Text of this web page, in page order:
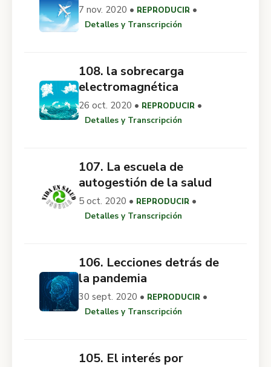
7 nov. 2020 • REPRODUCIR •
Detalles y Transcripción
108. la sobrecarga
electromagnética
26 oct. 2020 • REPRODUCIR •
Detalles y Transcripción
107. La escuela de
autogestión de la salud
5 oct. 2020 • REPRODUCIR •
Detalles y Transcripción
106. Lecciones detrás de
la pandemia
30 sept. 2020 • REPRODUCIR •
Detalles y Transcripción
105. El interés por